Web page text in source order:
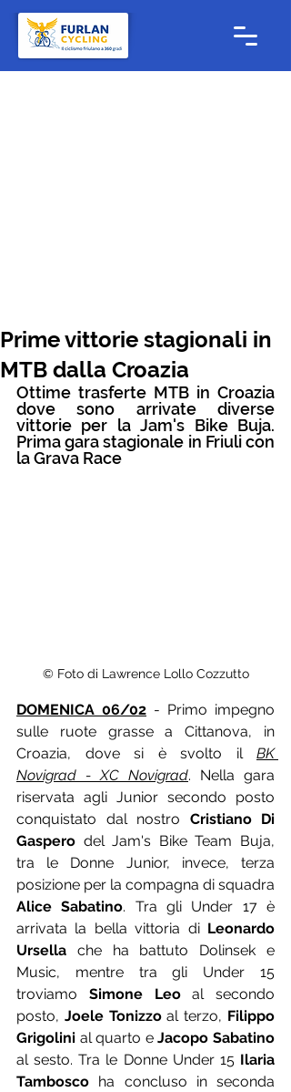
Prime vittorie stagionali in
MTB dalla Croazia
Ottime trasferte MTB in Croazia
dove sono arrivate diverse
vittorie per la Jam's Bike Buja.
Prima gara stagionale in Friuli con
la Grava Race
© Foto di Lawrence Lollo Cozzutto
DOMENICA 06/02 - Primo impegno
sulle ruote grasse a Cittanova, in
Croazia, dove si è svolto il BK
Novigrad - XC Novigrad. Nella gara
riservata agli Junior secondo posto
conquistato dal nostro Cristiano Di
Gaspero del Jam's Bike Team Buja,
tra le Donne Junior, invece, terza
Alice Sabatino. Tra gli Under 17 è
arrivata la bella vittoria di Leonardo
Ursella che ha battuto Dolinsek e
Music, mentre tra gli Under 15
troviamo Simone Leo al secondo
posto, Joele Tonizzo al terzo, Filippo
Grigolini al quarto e Jacopo Sabatino
al sesto. Tra le Donne Under 15 Ilaria
Tambosco ha concluso in seconda